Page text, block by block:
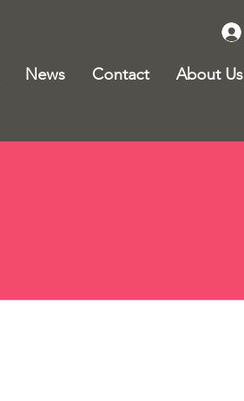
News Contact About Us